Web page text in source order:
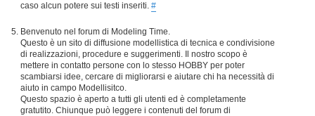
caso alcun potere sui testi inseriti. #
Benvenuto nel forum di Modeling Time.
Questo è un sito di diffusione modellistica di tecnica e condivisione
di realizzazioni, procedure e suggerimenti. Il nostro scopo è
mettere in contatto persone con lo stesso HOBBY per poter
scambiarsi idee, cercare di migliorarsi e aiutare chi ha necessità di
aiuto in campo Modellisitco.
Questo spazio è aperto a tutti gli utenti ed è completamente
gratutito. Chiunque può leggere i contenuti del forum di